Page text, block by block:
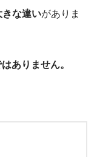
な違いがありま
ありません。